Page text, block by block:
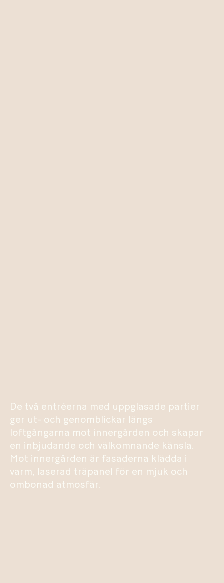
De två entréerna med uppglasade partier
ger ut- och genomblickar längs
loftgångarna mot innergården och skapar
en inbjudande och välkomnande känsla.
Mot innergården är fasaderna klädda i
varm, laserad träpanel för en mjuk och
ombonad atmosfär.